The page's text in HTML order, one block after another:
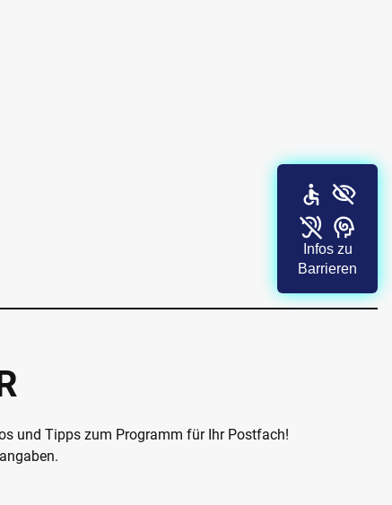
und Tipps zum Programm für Ihr Postfach!
Infos zu
Barrieren